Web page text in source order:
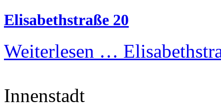
Elisabethstraße 20
Weiterlesen …
Innenstadt